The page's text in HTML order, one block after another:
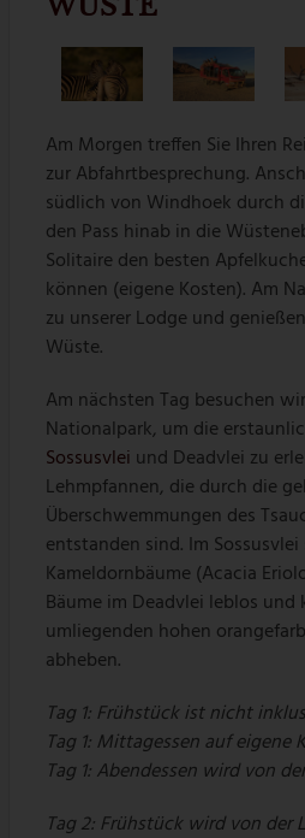
WÜSTE
Am Morgen treffen Sie Ihren
zur Abfahrtbesprechung.
südlich von Windhoek durch
den Pass hinab in die
Solitaire den besten
können (eigene Kosten). Am
zu unserer Lodge und
Wüste.
Am nächsten Tag besuchen
Nationalpark, um die
Sossusvlei und Deadvlei zu
Lehmpfannen, die durch die
Überschwemmungen des
entstanden sind. Im
Kameldornbäume (Acacia
Bäume im Deadvlei leblos und
umliegenden hohen
abheben.
Tag 1:Frühstück ist nicht
Tag 1:Mittagessen auf eigene
Tag 1:Abendessen wird von
Tag 2:Frühstück wird von der